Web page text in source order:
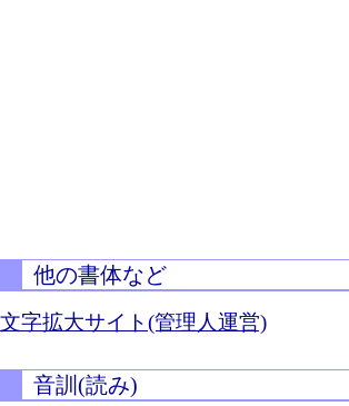
他の書体など
文字拡大サイト(管理人運営)
音訓(読み)